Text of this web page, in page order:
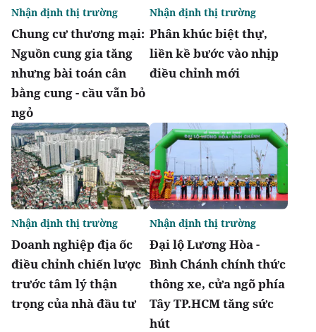
Chung cư thương mại:
Nguồn cung gia tăng
nhưng bài toán cân
bằng cung - cầu vẫn bỏ
ngỏ
Nhận định thị trường
Phân khúc biệt thự,
liền kề bước vào nhịp
điều chỉnh mới
Nhận định thị trường
Doanh nghiệp địa ốc
điều chỉnh chiến lược
trước tâm lý thận
trọng của nhà đầu tư
Nhận định thị trường
Đại lộ Lương Hòa -
Bình Chánh chính thức
thông xe, cửa ngõ phía
Tây TP.HCM tăng sức
hút
Nhận định thị trường